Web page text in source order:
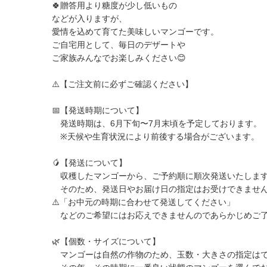
🍀贈答用より糖度が少し低いもの
などが入りますが、
愛情を込めて育てた美味しいマンゴーです。
ご自宅用として、毎日のデザートや
ご家族みんなでお楽しみください😊
⚠️【ご注文前に必ずご確認ください】
📅【発送時期について】
発送時期は、6月下旬〜7月末頃を予定しております。
※天候や生育状況により前後する場合がございます。
🥭【発送について】
収穫したマンゴーから、ご予約順に順次発送いたします
そのため、発送日やお届け日の指定はお受けできません
⚠️「お中元の時期に合わせて発送してください」
などのご希望にはお応えできませんのであらかじめご了
🌿【個数・サイズについて】
マンゴーは自然の作物のため、玉数・大きさの指定はで